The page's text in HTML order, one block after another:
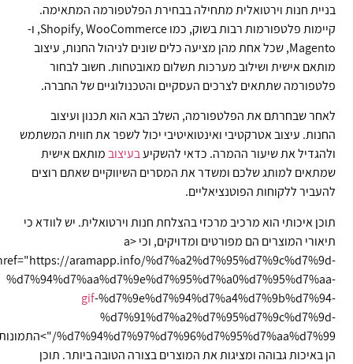
בניית חנות וירטואלית מתחילה בבחירת הפלטפורמה המתאימה.
קיימות פלטפורמות רבות בשוק, כמו Shopify, WooCommerce, ו-
Magento, שכל אחת מהן מציעה כלים שונים לניהול החנות, עיצוב
מותאם אישית ושילוב מערכות תשלום מאובטחות. חשוב לבחור
פלטפורמה שתתאים לצרכים העסקיים והטכנולוגיים של החברה.
לאחר שבחרתם את הפלטפורמה, השלב הבא הוא תכנון ועיצוב
החנות. עיצוב אטרקטיבי ואינטואיטיבי יכול לשפר את חווית המשתמש
ולהגדיל את שיעור ההמרה. כדאי להשקיעבעיצובמותאם אישית
שמתאים למותג שלכם ומשדר את המסרים השיווקיים שאתם רוצים
להעביר ללקוחות הפוטנציאליים.
תוכן איכותי הוא מרכיב מרכזי בהצלחת חנות וירטואלית. יש לוודא כי
תיאורי המוצרים הם מפורטים ומדויקים, וכי <a
href="https://aramapp.info/%d7%a2%d7%95%d7%9c%d7%9d-
%d7%94%d7%aa%d7%9e%d7%95%d7%a0%d7%95%d7%aa-
gif-%d7%9e%d7%94%d7%a4%d7%9b%d7%94-
%d7%91%d7%a2%d7%95%d7%9c%d7%9d-
%d7%94%d7%97%d7%96%d7%95%d7%aa%d7%99/">התמונות
הן באיכות גבוהה ומציגות את המוצרים בצורה הטובה ביותר. תוכן